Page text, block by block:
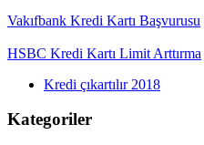
Vakıfbank Kredi Kartı Başvurusu
HSBC Kredi Kartı Limit Arttırma
Kredi çıkartılır 2018
Kategoriler